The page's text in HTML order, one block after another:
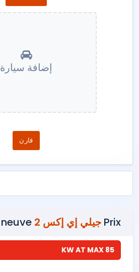
إضافة سيارة
قارن
Prix جيلي إي إكس 2
85 KW AT MAX